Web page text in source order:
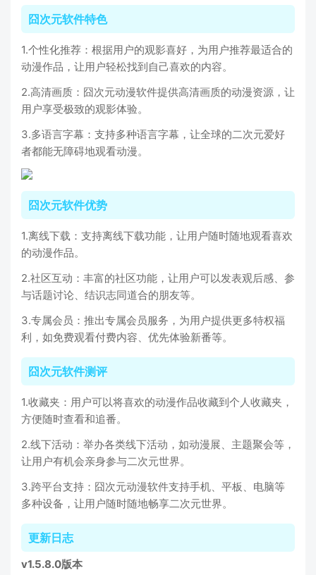
囧次元软件特色
1.个性化推荐：根据用户的观影喜好，为用户推荐最适合的
动漫作品，让用户轻松找到自己喜欢的内容。
2.高清画质：囧次元动漫软件提供高清画质的动漫资源，让
用户享受极致的观影体验。
3.多语言字幕：支持多种语言字幕，让全球的二次元爱好
者都能无障碍地观看动漫。
囧次元软件优势
1.离线下载：支持离线下载功能，让用户随时随地观看喜欢
的动漫作品。
2.社区互动：丰富的社区功能，让用户可以发表观后感、参
与话题讨论、结识志同道合的朋友等。
3.专属会员：推出专属会员服务，为用户提供更多特权福
利，如免费观看付费内容、优先体验新番等。
囧次元软件测评
1.收藏夹：用户可以将喜欢的动漫作品收藏到个人收藏夹，
方便随时查看和追番。
2.线下活动：举办各类线下活动，如动漫展、主题聚会等，
让用户有机会亲身参与二次元世界。
3.跨平台支持：囧次元动漫软件支持手机、平板、电脑等
多种设备，让用户随时随地畅享二次元世界。
更新日志
v1.5.8.0版本